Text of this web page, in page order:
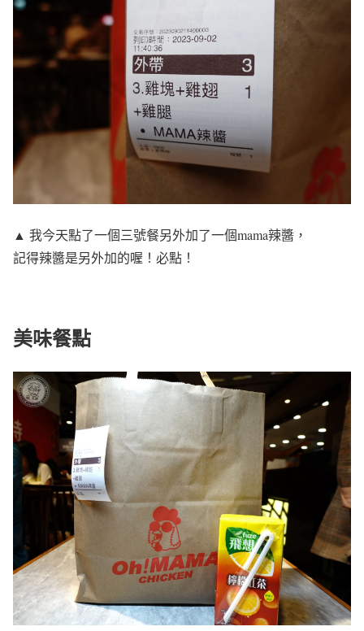
▲ 我今天點了一個三號餐另外加了一個mama辣醬，
記得辣醬是另外加的喔！必點！
美味餐點